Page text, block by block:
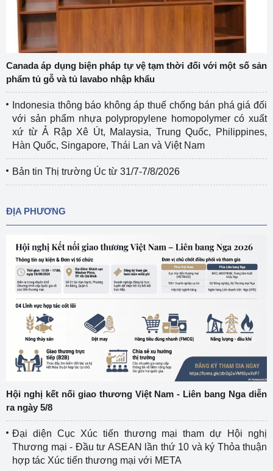
Canada áp dụng biện pháp tự vệ tạm thời đối với một số sản
phẩm tủ gỗ và tủ lavabo nhập khẩu
Indonesia thông báo không áp thuế chống bán phá giá đối
với sản phẩm nhựa polypropylene homopolymer có xuất
xứ từ Ả Rập Xê Út, Malaysia, Trung Quốc, Philippines,
Hàn Quốc, Singapore, Thái Lan và Việt Nam
Bản tin Thị trường Úc từ 31/7-7/8/2026
ĐỊA PHƯƠNG
Hội nghị kết nối giao thương Việt Nam - Liên bang Nga diễn
ra ngày 5/8
Đại diện Cục Xúc tiến thương mại tham dự Hội nghị
Thương mại - Đầu tư ASEAN lần thứ 10 và ký Thỏa thuận
hợp tác Xúc tiến thương mại với META